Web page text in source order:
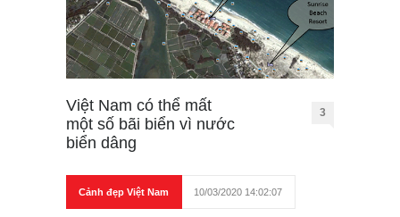
Việt Nam có thể mất
một số bãi biển vì nước
biển dâng
3
Cảnh đẹp Việt Nam 10/03/2020 14:02:07